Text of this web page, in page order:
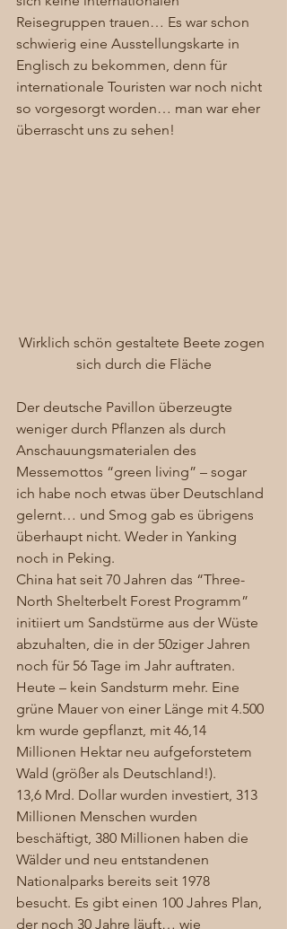
Reisegruppen trauen… Es war schon
schwierig eine Ausstellungskarte in
Englisch zu bekommen, denn für
internationale Touristen war noch nicht
so vorgesorgt worden… man war eher
überrascht uns zu sehen!
Wirklich schön gestaltete Beete zogen
sich durch die Fläche
Der deutsche Pavillon überzeugte
weniger durch Pflanzen als durch
Anschauungsmaterialen des
Messemottos “green living” – sogar
ich habe noch etwas über Deutschland
gelernt… und Smog gab es übrigens
überhaupt nicht. Weder in Yanking
noch in Peking.
China hat seit 70 Jahren das “Three-
North Shelterbelt Forest Programm”
initiiert um Sandstürme aus der Wüste
abzuhalten, die in der 50ziger Jahren
noch für 56 Tage im Jahr auftraten.
Heute – kein Sandsturm mehr. Eine
grüne Mauer von einer Länge mit 4.500
km wurde gepflanzt, mit 46,14
Millionen Hektar neu aufgeforstetem
Wald (größer als Deutschland!).
13,6 Mrd. Dollar wurden investiert, 313
Millionen Menschen wurden
beschäftigt, 380 Millionen haben die
Wälder und neu entstandenen
Nationalparks bereits seit 1978
besucht. Es gibt einen 100 Jahres Plan,
der noch 30 Jahre läuft… wie